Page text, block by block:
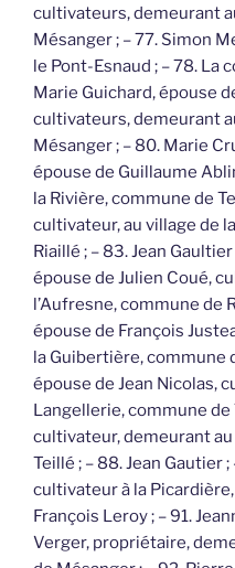
cultivateurs, demeurant
Mésanger ; – 77. Simon
le Pont-Esnaud ; – 78. La
Marie Guichard, épouse
cultivateurs, demeurant
Mésanger ; – 80. Marie
épouse de Guillaume
la Rivière, commune de
cultivateur, au village de
Riaillé ; – 83. Jean
épouse de Julien Coué,
l’Aufresne, commune de
épouse de François
la Guibertière, commune
épouse de Jean Nicolas,
Langellerie, commune de
cultivateur, demeurant
Teillé ; – 88. Jean Gautier
cultivateur à la
François Leroy ; – 91.
Verger, propriétaire,